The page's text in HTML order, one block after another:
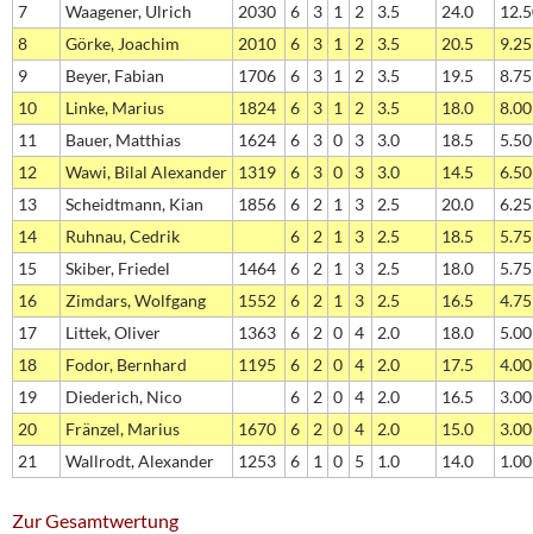
7
Waagener, Ulrich 2030 6 3 1 2 3.5 24.0
8
Görke, Joachim 2010 6 3 1 2 3.5 20.5
9.25
9
Beyer, Fabian 1706 6 3 1 2 3.5 19.5
8.75
10
Linke, Marius 1824 6 3 1 2 3.5 18.0
8.00
11
Bauer, Matthias 1624 6 3 0 3 3.0 18.5
5.50
12
Wawi, Bilal Alexander 1319 6 3 0 3 3.0 14.5
6.50
13
Scheidtmann, Kian 1856 6 2 1 3 2.5 20.0
6.25
14
Ruhnau, Cedrik 6 2 1 3 2.5 18.5
5.75
15
Skiber, Friedel 1464 6 2 1 3 2.5 18.0
5.75
16
Zimdars, Wolfgang 1552 6 2 1 3 2.5 16.5
4.75
17
Littek, Oliver 1363 6 2 0 4 2.0 18.0
5.00
18
Fodor, Bernhard 1195 6 2 0 4 2.0 17.5
4.00
19
Diederich, Nico 6 2 0 4 2.0 16.5
3.00
20
Fränzel, Marius 1670 6 2 0 4 2.0 15.0
3.00
21
Wallrodt, Alexander 1253 6 1 0 5 1.0 14.0 1.00
Zur Gesamtwertung